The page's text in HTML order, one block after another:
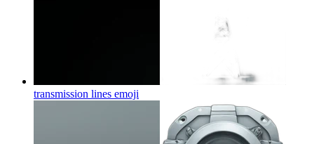
transmission lines emoji